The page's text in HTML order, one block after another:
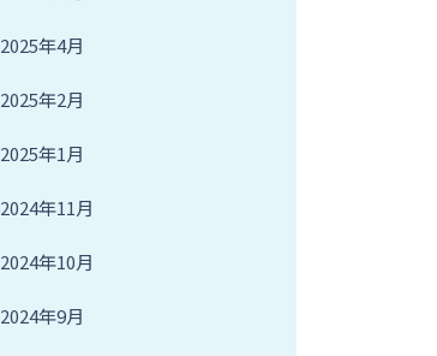
2025年4月
2025年2月
2025年1月
2024年11月
2024年10月
2024年9月